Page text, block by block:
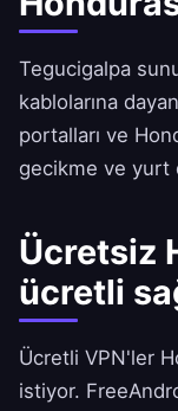
Tegucigalpa
kablolarına
portalları ve
gecikme ve yurt
Ücretsiz
ücretli
Ücretli VPN'ler
istiyor.